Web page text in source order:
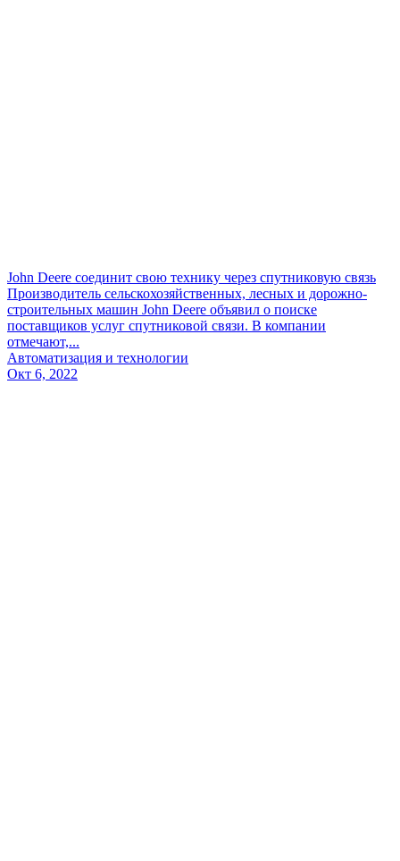
John Deere соединит свою технику через спутниковую связь
Производитель сельскохозяйственных, лесных и дорожно-
строительных машин John Deere объявил о поиске
поставщиков услуг спутниковой связи. В компании
отмечают,...
Автоматизация и технологии
Окт 6, 2022